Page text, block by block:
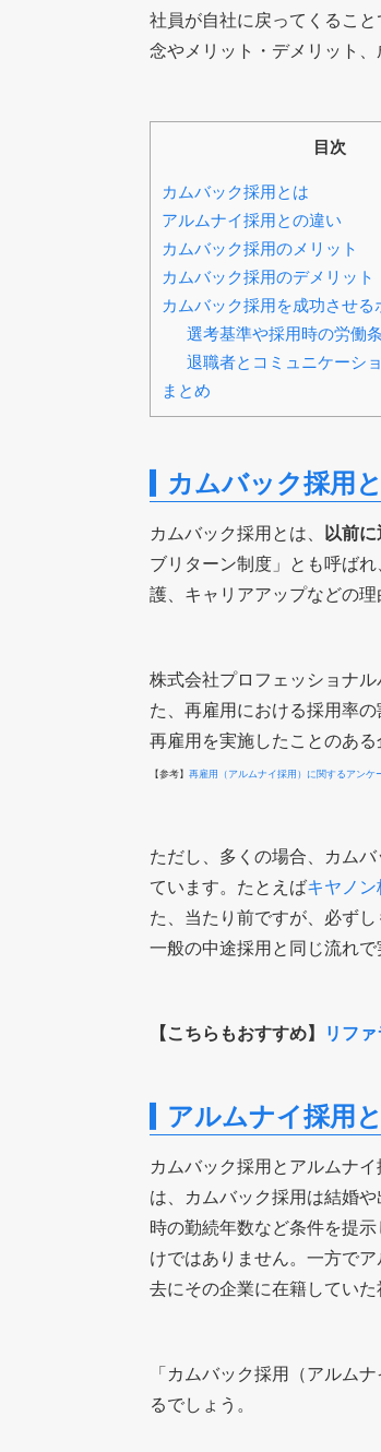
社員が自社に戻ってくるこ
念やメリット・デメリット、
目次
カムバック採用とは
アルムナイ採用との違い
カムバック採用のメリット
カムバック採用のデメリット
カムバック採用を成功させる
選考基準や採用時の労働
退職者とコミュニケーシ
まとめ
カムバック採用
カムバック採用とは、 以前
ブリターン制度」とも呼ば
護、キャリアアップなどの
株式会社プロフェッショナ
た、再雇用における採用率
再雇用を実施したことのあ
【参考】 再雇用（アルムナイ採用）に関するアンケ
ただし、多くの場合、カム
ています。たとえばキヤノン
た、当たり前ですが、必ず
一般の中途採用と同じ流れで
【こちらもおすすめ】 リフ
アルムナイ採用
カムバック採用とアルムナ
は、カムバック採用は結婚
時の勤続年数など条件を提
けではありません。一方で
去にその企業に在籍していた
「カムバック採用（アルム
るでしょう。